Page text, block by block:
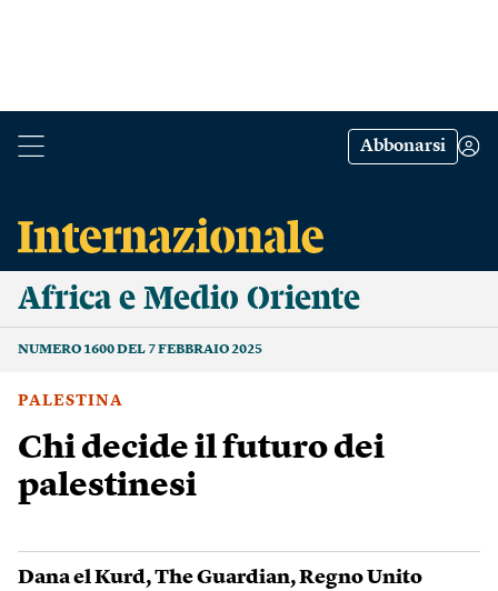
Abbonarsi
Africa e Medio Oriente
NUMERO 1600 DEL 7 FEBBRAIO 2025
PALESTINA
Chi decide il futuro dei
palestinesi
Dana el Kurd,The Guardian,Regno Unito